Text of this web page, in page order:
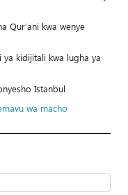
Qur’ani kwa wenye
ya kidijitali kwa lugha ya
Istanbul
wa macho